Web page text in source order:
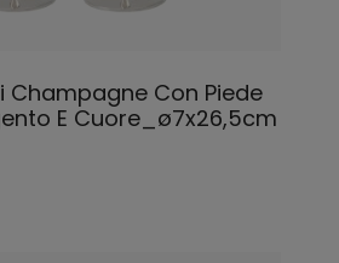
Champagne Con Piede
E Cuore_ø7x26,5cm